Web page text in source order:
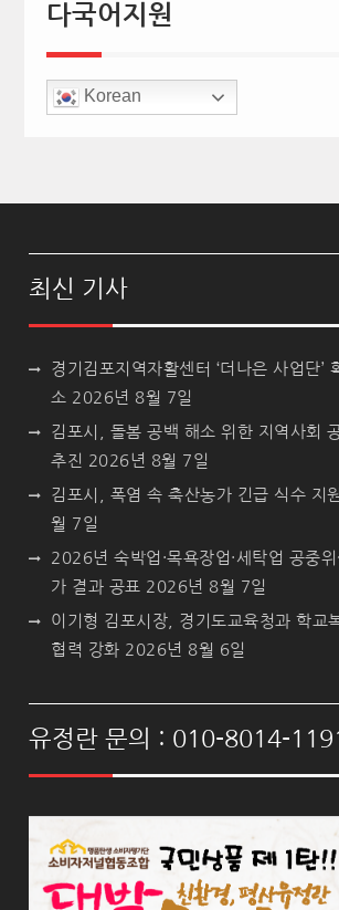
다국어지원
Korean
최신 기사
경기김포지역자활센터 ‘더나은 사업단’
소 2026년 8월 7일
김포시, 돌봄 공백 해소 위한 지역사회
추진 2026년 8월 7일
김포시, 폭염 속 축산농가 긴급 식수 지원
월 7일
2026년 숙박업·목욕장업·세탁업 공중
가 결과 공표 2026년 8월 7일
이기형 김포시장, 경기도교육청과 학교
협력 강화 2026년 8월 6일
유정란 문의 : 010-8014-